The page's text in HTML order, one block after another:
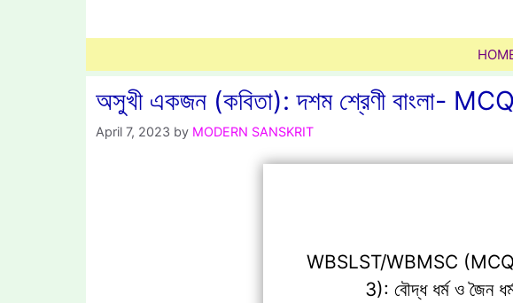
অসুখী একজন (কবিতা): দশম শ্রেণী বাংলা-
April 7, 2023 by MODERN SANSKRIT
WBSLST/WBMSC
3): বৌদ্ধ ধর্ম ও জৈন